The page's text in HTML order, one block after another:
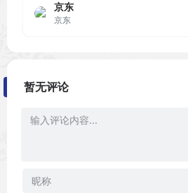
京东
京东
暂无评论